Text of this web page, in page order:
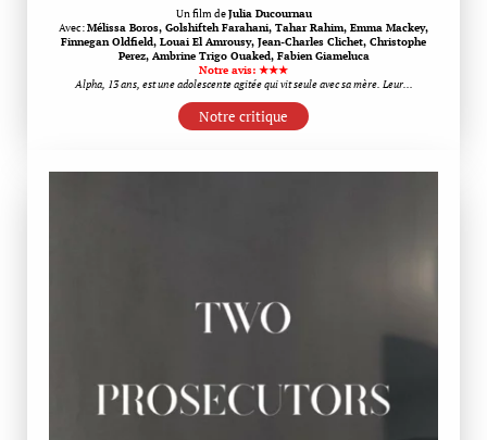
Un film deJulia Ducournau
Avec:Mélissa Boros, Golshifteh Farahani, Tahar Rahim, Emma Mackey,
Finnegan Oldfield, Louai El Amrousy, Jean-Charles Clichet, Christophe
Perez, Ambrine Trigo Ouaked, Fabien Giameluca
Notre avis: ★★★
Alpha, 13 ans, est une adolescente agitée qui vit seule avec sa mère. Leur…
Notre critique